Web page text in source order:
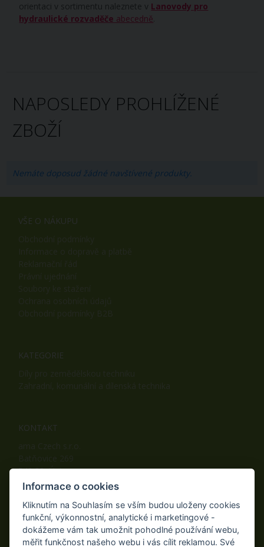
orientaci v sortimentu naleznete v Lanovody pro
hydraulické rozvaděče abecedně
NAPOSLEDY PROHLÍŽENÉ
ZBOŽÍ
Nemáte doposud žádné navštívené produkty.
VŠE O NÁKUPU
KATEGORIE
KONTAKT
542 32, Úpice
Telefon: +420 498 100 050
Fax: +420 498 100 051
E-mail:info@ama-zahrada.cz
Web:www.ama-zahrada.cz
Informace o cookies
Kliknutím na Souhlasím se vším budou uloženy cookies
funkční, výkonnostní, analytické i marketingové -
dokážeme vám tak umožnit pohodlné používání webu,
měřit funkčnost našeho webu i vás cílit reklamou. Své